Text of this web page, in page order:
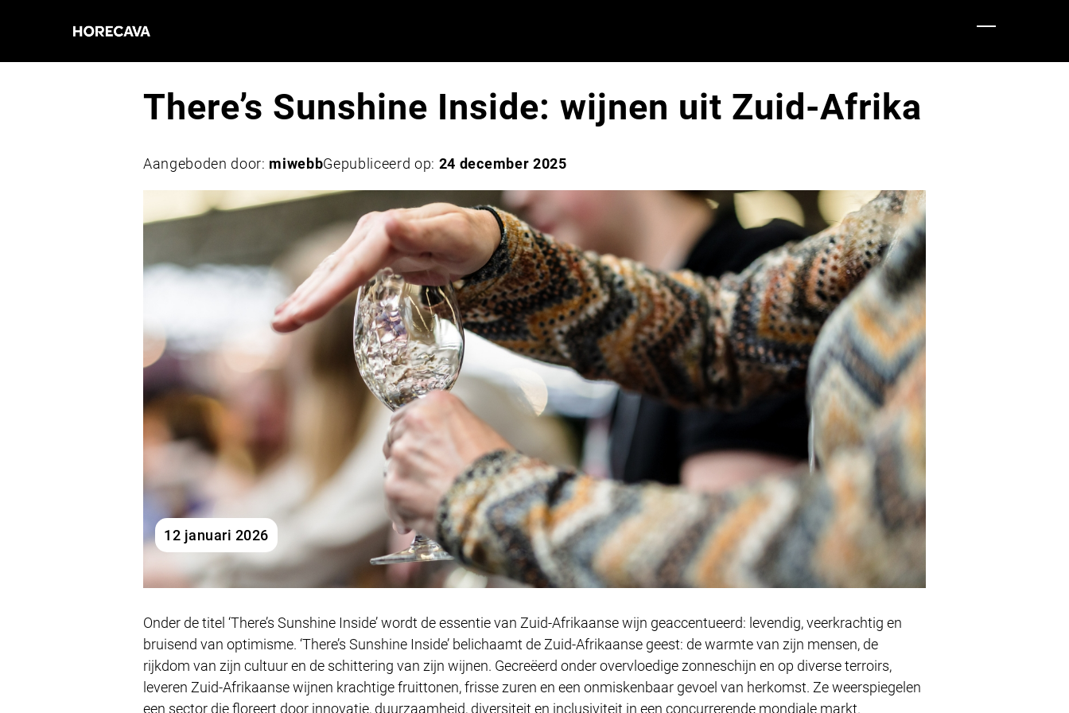
There’s Sunshine Inside: wijnen uit Zuid-Afrika
Aangeboden door: miwebbGepubliceerd op: 24 december 2025
12 januari 2026
Onder de titel ‘There’s Sunshine Inside’ wordt de essentie van Zuid-Afrikaanse wijn geaccentueerd: levendig, veerkrachtig en
bruisend van optimisme. ‘There’s Sunshine Inside’ belichaamt de Zuid-Afrikaanse geest: de warmte van zijn mensen, de
rijkdom van zijn cultuur en de schittering van zijn wijnen. Gecreëerd onder overvloedige zonneschijn en op diverse terroirs,
leveren Zuid-Afrikaanse wijnen krachtige fruittonen, frisse zuren en een onmiskenbaar gevoel van herkomst. Ze weerspiegelen
een sector die floreert door innovatie, duurzaamheid, diversiteit en inclusiviteit in een concurrerende mondiale markt.